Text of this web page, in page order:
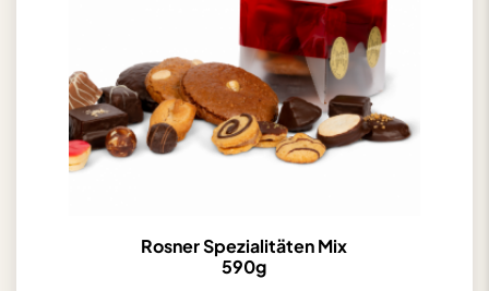
Rosner Spezialitäten Mix
590g